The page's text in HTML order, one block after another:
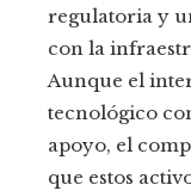
regulatoria y
con la
Aunque el
tecnológico
apoyo, el
que estos